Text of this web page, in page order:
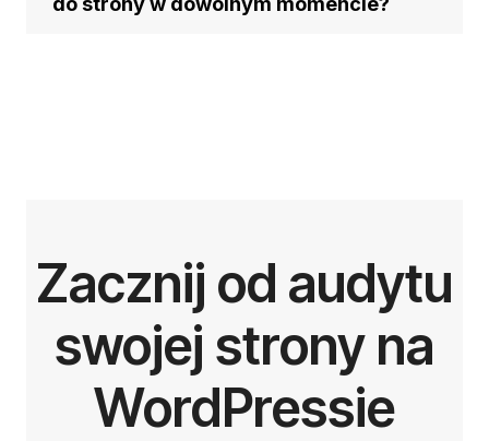
Zacznij od audytu
swojej strony na
WordPressie